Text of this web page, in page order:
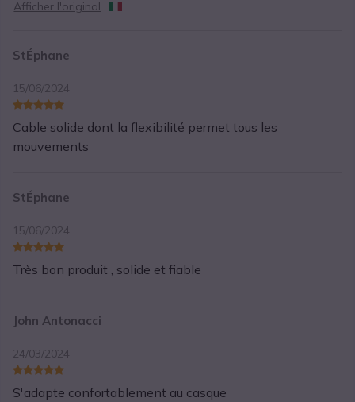
Afficher l'original
StÉphane
15/06/2024
Cable solide dont la flexibilité permet tous les
mouvements
StÉphane
15/06/2024
Très bon produit , solide et fiable
John Antonacci
24/03/2024
S'adapte confortablement au casque